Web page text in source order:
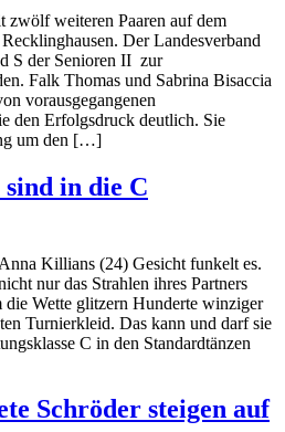
zwölf weiteren Paaren auf dem
Der Landesverband
S der Senioren II zur
Falk Thomas und Sabrina Bisaccia
vorausgegangenen
den Erfolgsdruck deutlich. Sie
um den […]
in die C
Killians (24) Gesicht funkelt es.
nur das Strahlen ihres Partners
Wette glitzern Hunderte winziger
Turnierkleid. Das kann und darf sie
C in den Standardtänzen
Schröder steigen auf